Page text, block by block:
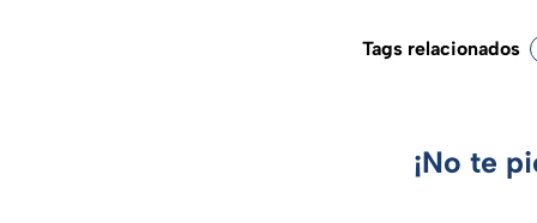
Tags relacionados
¡No te